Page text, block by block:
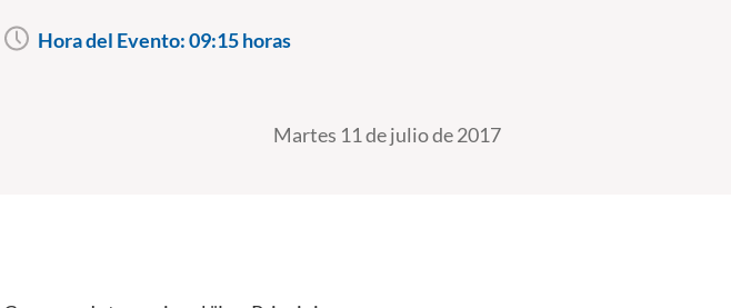
Hora del Evento:09:15 horas
Martes 11 de julio de 2017